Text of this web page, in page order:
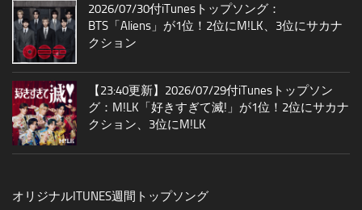
2026/07/30付iTunesトップソング：
BTS「Aliens」が1位！2位にM!LK、3位にサカナ
クション
【23:40更新】2026/07/29付iTunesトップソン
グ：M!LK「好きすぎて滅!」が1位！2位にサカナ
クション、3位にM!LK
オリジナルITUNES週間トップソング